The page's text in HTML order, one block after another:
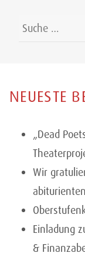
Suchen:
NEUESTE
„Dead
Wir
abiturienten
Einladung
&